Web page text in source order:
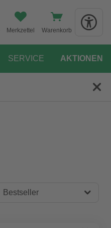
Merkzettel Warenkorb
SERVICE AKTIONEN
Bestseller